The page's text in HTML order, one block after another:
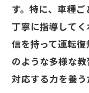
ペーパ
ング
不安を
す。特に、車種
丁寧に指導して
信を持って運転
のような多様な
対応する力を養う